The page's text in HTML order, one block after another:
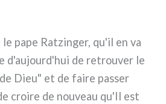
pape Ratzinger, qu'il en va
d'aujourd'hui de retrou­ver le
Dieu" et de fai­re pas­ser
croi­re de nou­veau qu'Il est